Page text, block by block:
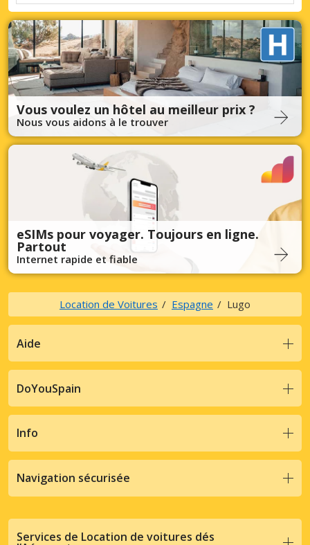
Vous voulez un hôtel au meilleur prix ?
Nous vous aidons à le trouver
eSIMs pour voyager. Toujours en ligne.
Partout
Internet rapide et fiable
Location de Voitures Espagne Lugo
Aide
DoYouSpain
Info
Navigation sécurisée
Services de Location de voitures dés